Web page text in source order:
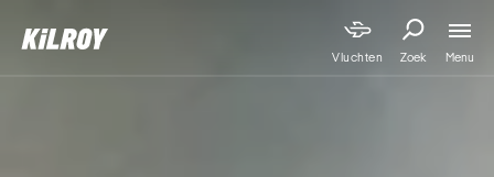
Vluchten Zoek Menu